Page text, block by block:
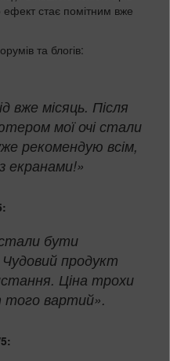
стає помітним вже
та блогів:
вже місяць. Після
мої очі стали
рекомендую всім,
екранами!»
бути
продукт
Ціна трохи
того вартий».